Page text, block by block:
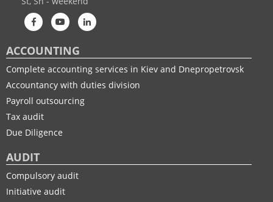
ACCOUNTING
Complete accounting services in Kiev and Dnepropetrovsk
Accountancy with duties division
Payroll outsourcing
Tax audit
Due Diligence
AUDIT
Compulsory audit
Initiative audit